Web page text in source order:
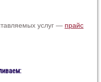
услуг — прайс